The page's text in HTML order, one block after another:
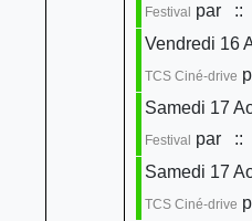
Festival par
::
Vendredi 16
TCS Ciné-drive
Samedi 17
Festival par
::
Samedi 17
TCS Ciné-drive